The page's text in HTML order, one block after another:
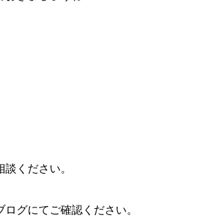
ください。
グにてご確認ください。